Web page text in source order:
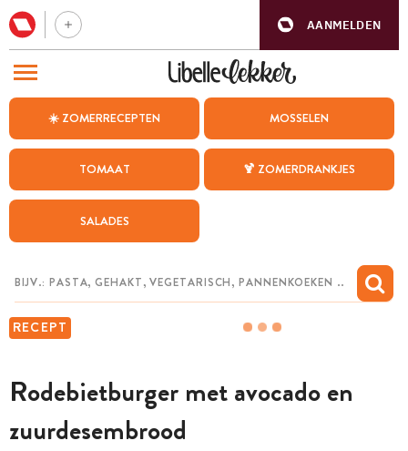
AANMELDEN
☀️ ZOMERRECEPTEN MOSSELEN
TOMAAT 🍹 ZOMERDRANKJES
SALADES
RECEPT
Rodebietburger met avocado en
zuurdesembrood
BEZOEK ONZE ANDERE WEBSITES
WEEKMENU
CHAT MET MAIA
MIJN BEWAARDE RECEPTEN